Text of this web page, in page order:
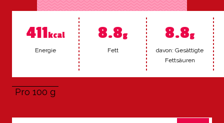
411kcal
En­er­gie
8.8g
Fett
8.8g
da­von: Ge­sät­tig­te
Fett­säu­ren
Pro 100 g